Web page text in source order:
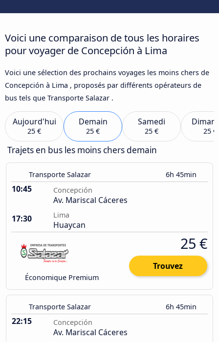
Voici une comparaison de tous les horaires
pour voyager de Concepción à Lima
Voici une sélection des prochains voyages les moins chers de
Concepción à Lima , proposés par différents opérateurs de
bus tels que Transporte Salazar .
Aujourd'hui
25 €
Demain
25 €
Samedi
25 € 25 €
Trajets en bus les moins chers demain
Transporte Salazar 6h 45min
10:45 Concepción
Av. Mariscal Cáceres
17:30
Lima
Huaycan
Économique Premium
25 €
Trouvez
Transporte Salazar 6h 45min
22:15 Concepción
Av. Mariscal Cáceres